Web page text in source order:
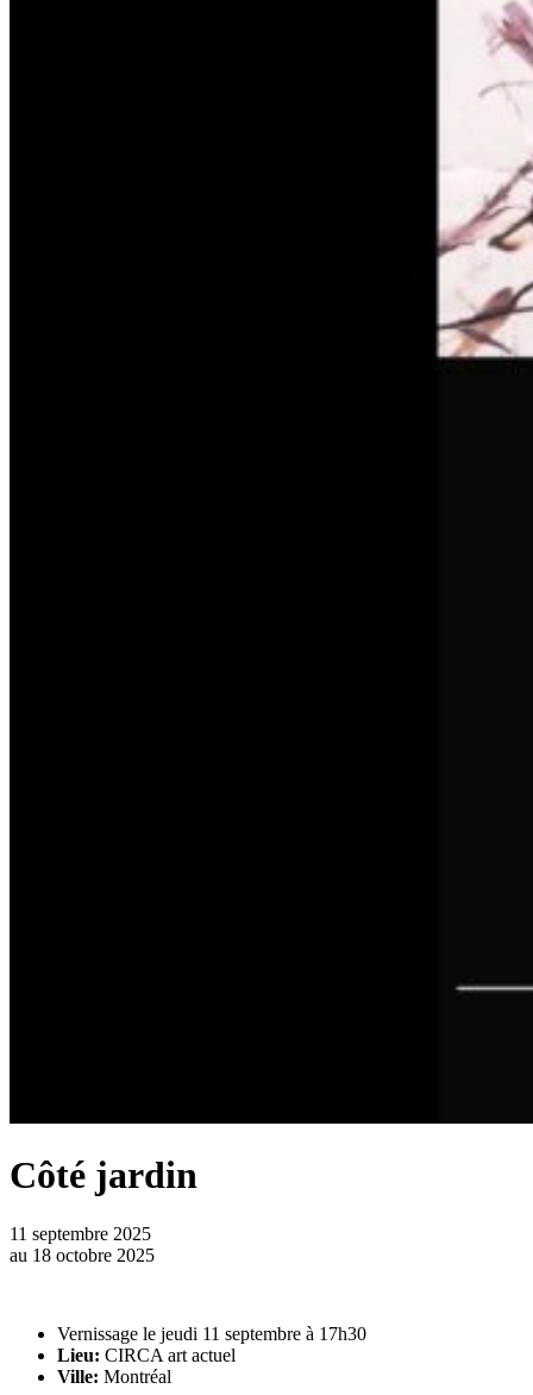
Côté jardin
11 septembre 2025
au 18 octobre 2025
Vernissage le jeudi 11 septembre à 17h30
Lieu: CIRCA art actuel
Ville: Montréal